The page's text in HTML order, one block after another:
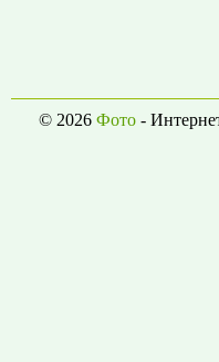
© 2026 Фото-